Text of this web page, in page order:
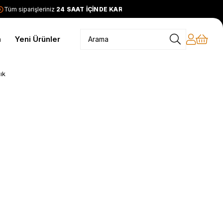
siparişleriniz24 SAAT İÇİNDE KARGODA
Yeni Ürünler